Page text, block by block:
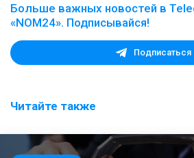
Больше важных новостей в
«NOM24». Подписывайся!
Подписаться
Читайте также